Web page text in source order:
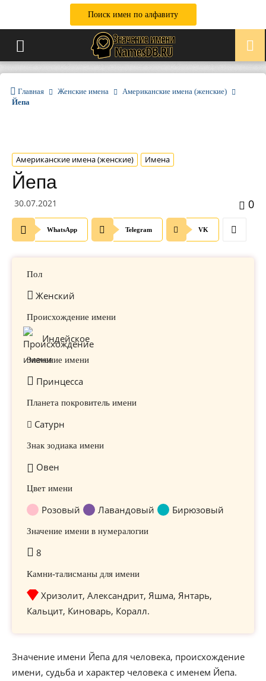
Поиск имен по алфавиту
Главная Женские имена
Американские имена (женские)
Йепа
Американские имена (женские) Имена
Йепа
30.07.2021 0
WhatsApp Telegram VK
Пол
Женский
Происхождение имени
Индейское
Значение имени
Принцесса
Планета покровитель имени
Сатурн
Знак зодиака имени
Овен
Цвет имени
Розовый Лавандовый Бирюзовый
Значение имени в нумералогии
8
Камни-талисманы для имени
Хризолит, Александрит, Яшма, Янтарь,
Кальцит, Киноварь, Коралл.
Значение имени Йепа для человека, происхождение
имени, судьба и характер человека с именем Йепа.